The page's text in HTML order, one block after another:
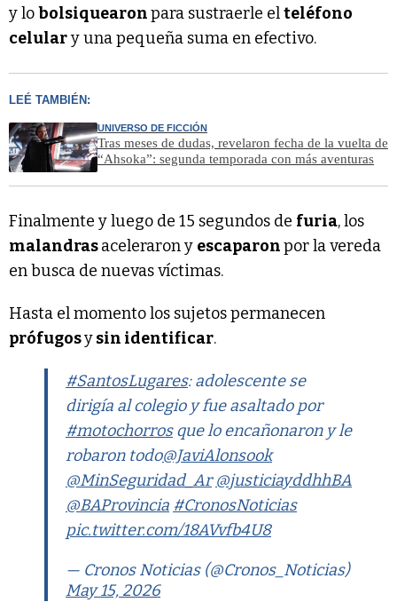
y lobolsiquearonpara sustraerle elteléfono
celulary una pequeña suma en efectivo.
LEÉ TAMBIÉN:
UNIVERSO DE FICCIÓN
Tras meses de dudas, revelaron fecha de la vuelta de
“Ahsoka”: segunda temporada con más aventuras
Finalmente y luego de 15 segundos de furia, los
malandrasaceleraron y escaparonpor la vereda
en busca de nuevas víctimas.
Hasta el momento los sujetos permanecen
prófugosysin identificar.
#SantosLugares: adolescente se
dirigía al colegio y fue asaltado por
#motochorrosque lo encañonaron y le
robaron todo@JaviAlonsook
@MinSeguridad_Ar @justiciayddhhBA
@BAProvincia #CronosNoticias
pic.twitter.com/18AVvfb4U8
— Cronos Noticias (@Cronos_Noticias)
May 15, 2026